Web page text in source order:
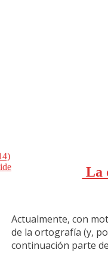
La
Actualmente, con
de la ortografía (y,
continuación parte